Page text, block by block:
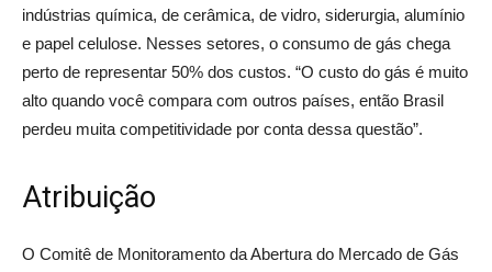
indústrias química, de cerâmica, de vidro, siderurgia, alumínio
e papel celulose. Nesses setores, o consumo de gás chega
perto de representar 50% dos custos. “O custo do gás é muito
alto quando você compara com outros países, então Brasil
perdeu muita competitividade por conta dessa questão”.
Atribuição
O Comitê de Monitoramento da Abertura do Mercado de Gás